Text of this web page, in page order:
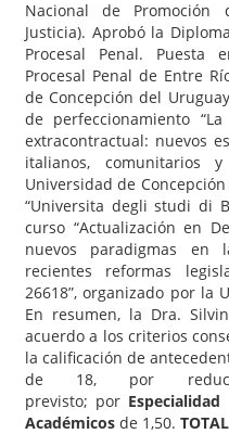
Nacional de Promoción
Justicia). Aprobó la
Procesal Penal. Puesta
Procesal Penal de Entre
de Concepción del
de perfeccionamiento
extracontractual: nuevos
italianos, comunitarios
Universidad de
“Universita degli studi di
curso “Actualización en
nuevos paradigmas en
recientes reformas
26618”, organizado por la
En resumen, la Dra.
acuerdo a los criterios
la calificación de
de 18, por
previsto; por Especialidad
Académicos de 1,50.